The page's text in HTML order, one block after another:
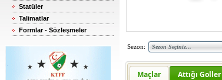
Statüler
Talimatlar
Formlar - Sözleşmeler
Sezon:
Maçlar Attığı Goller